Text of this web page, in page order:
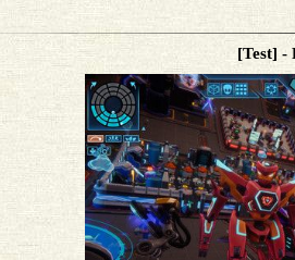
[Test] -